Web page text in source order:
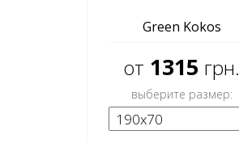
Green Kokos
от 1315 грн.
выберите размер: